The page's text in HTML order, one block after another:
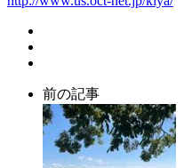
前の記事